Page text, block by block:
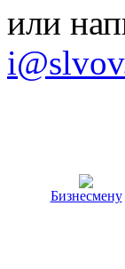
или
Бизнесмену